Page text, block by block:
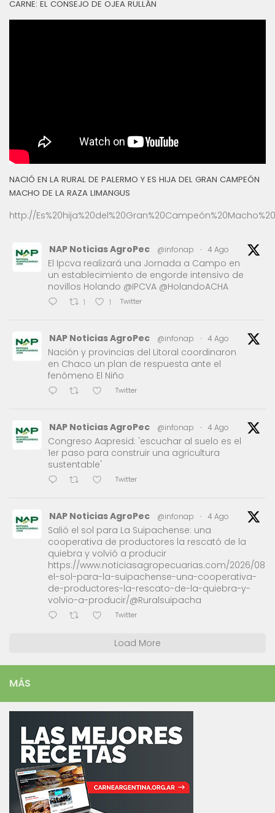
CARNE: EL CONSEJO DE OJEA RULLÁN
NACIÓ EN LA RURAL DE PALERMO Y ES HIJA DEL GRAN CAMPEÓN
MACHO DE LA RAZA LIMANGUS
http://
NAP Noticias AgroPec @infonap · 4 Ago
El Ipcva realizará una Jornada a Campo en
un establecimiento de engorde intensivo de
novillos Holando @IPCVA @HolandoACHA
1 1 Twitter
NAP Noticias AgroPec @infonap · 4 Ago
Nación y provincias del Litoral coordinaron
en Chaco un plan de respuesta ante el
fenómeno El Niño
Twitter
NAP Noticias AgroPec @infonap · 4 Ago
Congreso Aapresid: 'escuchar al suelo es el
1er paso para construir una agricultura
sustentable'
Twitter
NAP Noticias AgroPec @infonap · 4 Ago
Salió el sol para La Suipachense: una
cooperativa de productores la rescató de la
quiebra y volvió a producir
https://www.noticiasagropecuarias.com/2026/08/
el-sol-para-la-suipachense-una-cooperativa-
de-productores-la-rescato-de-la-quiebra-y-
volvio-a-producir/@Ruralsuipacha
Twitter
Load More
MÁS